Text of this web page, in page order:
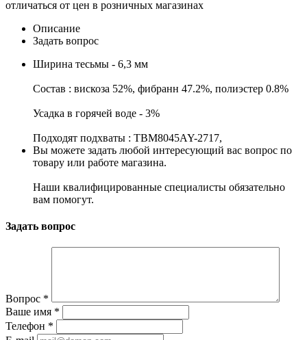
отличаться от цен в розничных магазинах
Описание
Задать вопрос
Ширина тесьмы - 6,3 мм
Состав : вискоза 52%, фибранн 47.2%, полиэстер 0.8%
Усадка в горячей воде - 3%
Подходят подхваты : TBM8045AY-2717,
Вы можете задать любой интересующий вас вопрос по
товару или работе магазина.
Наши квалифицированные специалисты обязательно
вам помогут.
Задать вопрос
Вопрос *
Ваше имя *
Телефон *